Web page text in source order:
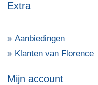
Extra
Aanbiedingen
Klanten van Florence
Mijn account